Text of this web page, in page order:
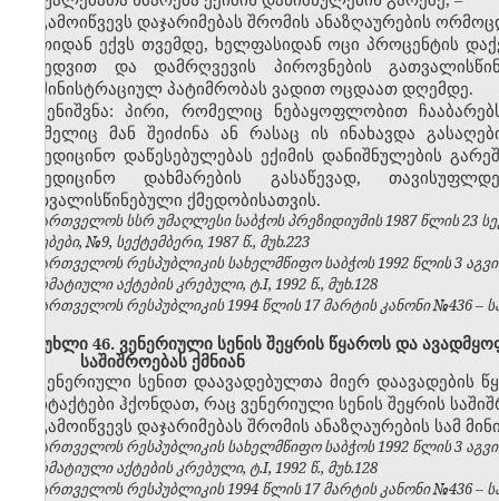
გამოიწვევს დაჯარიმებას შრომის ანაზღაურების
ერთიდან ექვს თვემდე, ხელფასიდან ოცი პროცენტის
მიხედვით და დამრღვევის პიროვნების
ადმინისტრაციულ პატიმრობას ვადით ოცდაათ დღემდე.
შენიშვნა: პირი, რომელიც ნებაყოფლობით
რომელიც მან შეიძინა ან რასაც ის ინახავდა
სამედიცინო დაწესებულებას ექიმის დანიშნულების
სამედიცინო დახმარების გასაწევად,
გათვალისწინებული ქმედობისათვის.
საქართველოს სსრ უმაღლესი საბჭოს პრეზიდიუმის 1987 წლის 23
უწყებები, №9, სექტემბერი, 1987 წ., მუხ.223
საქართველოს რესპუბლიკის სახელმწიფო საბჭოს 1992 წლის 3
ნორმატიული აქტების კრებული, ტ.I, 1992 წ., მუხ.128
საქართველოს რესპუბლიკის 1994 წლის 17 მარტის კანონი №436 –
მუხლი 46. ვენერიული სენის შეყრის წყაროს და
საშიშროებას ქმნიან
ვენერიული სენით დაავადებულთა მიერ
კონტაქტები ჰქონდათ, რაც ვენერიული სენის შეყრის
გამოიწვევს დაჯარიმებას შრომის ანაზღაურების სამ
საქართველოს რესპუბლიკის სახელმწიფო საბჭოს 1992 წლის 3
ნორმატიული აქტების კრებული, ტ.I, 1992 წ., მუხ.128
საქართველოს რესპუბლიკის 1994 წლის 17 მარტის კანონი №436 –